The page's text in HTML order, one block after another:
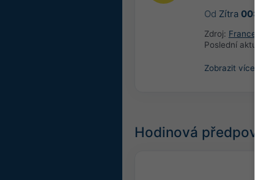
Od Zítra 00:00
Zdroj: France:
Poslední
Zobrazit více
Hodinová